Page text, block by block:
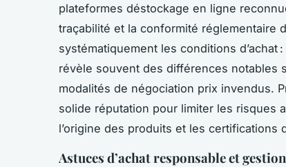
plateformes déstockage en ligne
traçabilité et la conformité réglementaire
systématiquement les conditions
révèle souvent des différences notables
modalités de négociation prix invendus.
solide réputation pour limiter les risques
l’origine des produits et les certifications
Astuces d’achat responsable et